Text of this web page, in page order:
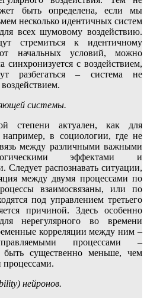
быть определена, если мы
несколько идентичных систем
всех шумовому воздействию.
стремиться к идентичному
начальных условий, можно
синхронизуется с воздействием,
разбегаться – система не
системы.
степени актуален, как для
в социологии, где не
между различными важными
эффектами и
распознавать ситуации,
между двумя процессами по
взаимосвязаны, или по
под управлением третьего
причиной. Здесь особенно
нерегулярного во времени
корреляции между ним –
процессами –
быть существенно меньше, чем
нейронов.